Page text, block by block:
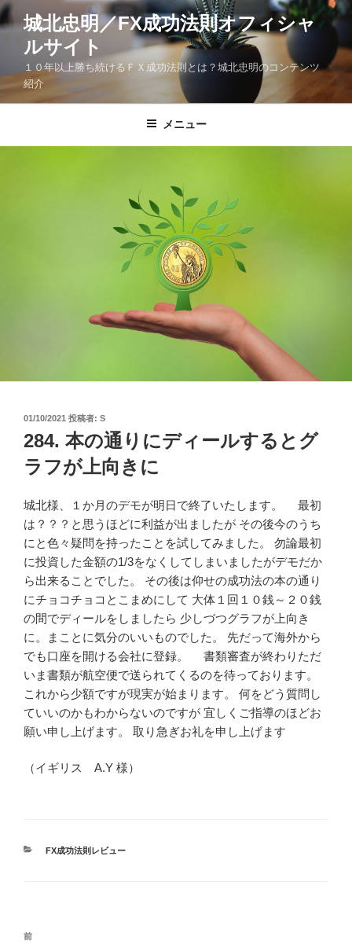
コ
ン
へ
城北忠明／FX成功法則オフィシャ
ルサイト
１０年以上勝ち続けるＦＸ成功法則とは？城北忠明のコンテンツ
紹介
メニュー
投
日:
01/10/2021 投稿者: S
284. 本の通りにディールするとグ
ラフが上向きに
城北様、１か月のデモが明日で終了いたします。 最初
は？？？と思うほどに利益が出ましたが その後今のうち
にと色々疑問を持ったことを試してみました。 勿論最初
に投資した金額の1/3をなくしてしまいましたがデモだか
ら出来ることでした。 その後は仰せの成功法の本の通り
にチョコチョコとこまめにして 大体１回１０銭～２０銭
の間でディールをしましたら 少しづつグラフが上向き
に。まことに気分のいいものでした。 先だって海外から
でも口座を開ける会社に登録。 書類審査が終わりただ
いま書類が航空便で送られてくるのを待っております。
これから少額ですが現実が始まります。 何をどう質問し
ていいのかもわからないのですが 宜しくご指導のほどお
願い申し上げます。 取り急ぎお礼を申し上げます
（イギリス A.Y 様）
カ
FX成功法則レビュー
投
前
前